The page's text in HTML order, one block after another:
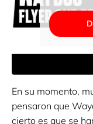
En su momento,
pensaron que
cierto es que se